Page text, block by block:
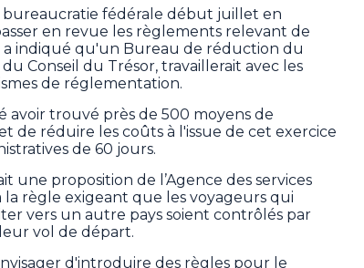
bureaucratie fédérale début juillet en
en revue les règlements relevant de
a indiqué qu'un Bureau de réduction du
Conseil du Trésor, travaillerait avec les
de réglementation.
avoir trouvé près de 500 moyens de
de réduire les coûts à l'issue de cet exercice
de 60 jours.
une proposition de l’Agence des services
règle exigeant que les voyageurs qui
vers un autre pays soient contrôlés par
vol de départ.
d'introduire des règles pour le